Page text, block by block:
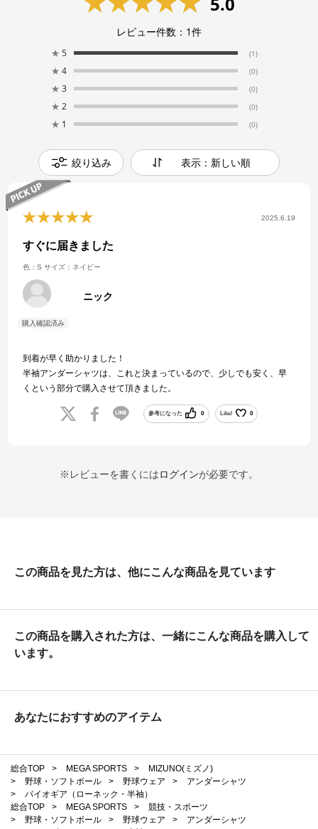
レビュー件数： 1件
★ 5 (1)
★ 4 (0)
★ 3 (0)
★ 2 (0)
★ 1 (0)
絞り込み 表示：新しい順
2025.6.19
すぐに届きました
色：S サイズ：ネイビー
ニック
到着が早く助かりました！
半袖アンダーシャツは、これと決まっているので、少しでも安く、早
くという部分で購入させて頂きました。
参考になった 0 Like! 0
※レビューを書くにはログインが必要です。
この商品を見た方は、他にこんな商品を見ています
この商品を購入された方は、一緒にこんな商品を購入して
います。
あなたにおすすめのアイテム
総合TOP > MEGA SPORTS >
MIZUNO(ミズノ)
>
野球・ソフトボール > 野球ウェア >
アンダーシャツ
>
バイオギア（ローネック・半袖）
総合TOP
> MEGA SPORTS >
競技・スポーツ
>
野球・ソフトボール > 野球ウェア >
アンダーシャツ